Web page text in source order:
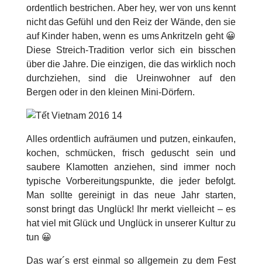
ordentlich bestrichen. Aber hey, wer von uns kennt
nicht das Gefühl und den Reiz der Wände, den sie
auf Kinder haben, wenn es ums Ankritzeln geht 😀
Diese Streich-Tradition verlor sich ein bisschen
über die Jahre. Die einzigen, die das wirklich noch
durchziehen, sind die Ureinwohner auf den
Bergen oder in den kleinen Mini-Dörfern.
Alles ordentlich aufräumen und putzen, einkaufen,
kochen, schmücken, frisch geduscht sein und
saubere Klamotten anziehen, sind immer noch
typische Vorbereitungspunkte, die jeder befolgt.
Man sollte gereinigt in das neue Jahr starten,
sonst bringt das Unglück! Ihr merkt vielleicht – es
hat viel mit Glück und Unglück in unserer Kultur zu
tun 😀
Das war´s erst einmal so allgemein zu dem Fest